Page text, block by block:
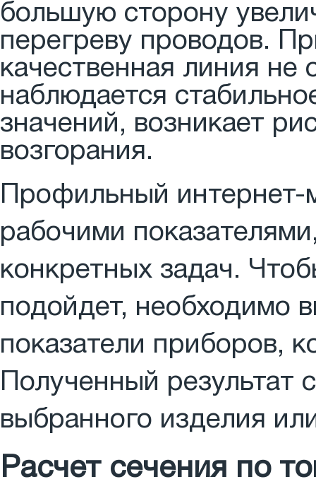
большую сторону
перегреву проводов.
качественная линия не
наблюдается
значений, возникает
возгорания.
Профильный интернет-
рабочими
конкретных задач.
подойдет, необходимо
показатели приборов,
Полученный результат
выбранного изделия
Расчет сечения по